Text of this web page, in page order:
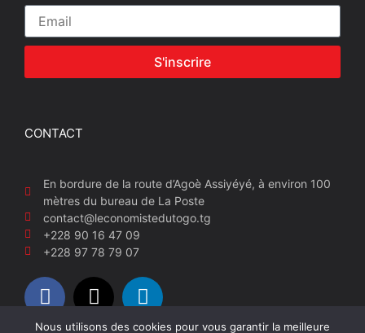
S'inscrire
CONTACT
En bordure de la route d’Agoè Assiyéyé, à environ 100
mètres du bureau de La Poste
contact@leconomistedutogo.tg
+228 90 16 47 09
+228 97 78 79 07
Nous utilisons des cookies pour vous garantir la meilleure